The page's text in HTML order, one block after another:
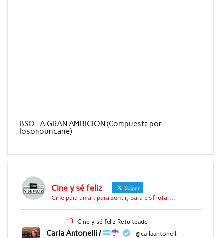
BSO LA GRAN AMBICION (Compuesta por
Iosonouncane)
Cine y sé feliz Seguir
Cine para amar, para sentir, para disfrutar...
Cine y sé feliz Retuiteado
Carla Antonelli / @carlaantonelli
·